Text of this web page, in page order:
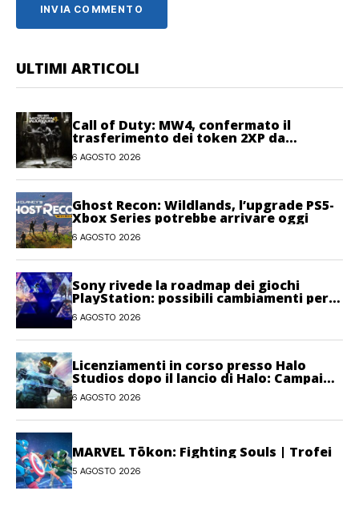
ULTIMI ARTICOLI
Call of Duty: MW4, confermato il
trasferimento dei token 2XP da
Warzone e Black Ops 7
6 AGOSTO 2026
Ghost Recon: Wildlands, l’upgrade PS5-
Xbox Series potrebbe arrivare oggi
6 AGOSTO 2026
Sony rivede la roadmap dei giochi
PlayStation: possibili cambiamenti per
l’anno fiscale 2026
6 AGOSTO 2026
Licenziamenti in corso presso Halo
Studios dopo il lancio di Halo: Campaign
Evolved
6 AGOSTO 2026
MARVEL Tōkon: Fighting Souls | Trofei
5 AGOSTO 2026